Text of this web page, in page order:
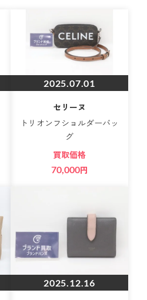
2025.07.01
セリーヌ
トリオンフショルダーバッ
グ
買取価格
70,000円
2025.12.16